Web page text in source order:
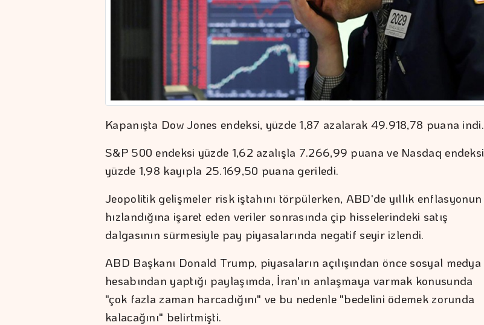
Kapanışta Dow Jones endeksi, yüzde 1,87 azalarak 49.918,78 puana indi.
S&P 500 endeksi yüzde 1,62 azalışla 7.266,99 puana ve Nasdaq endeksi
yüzde 1,98 kayıpla 25.169,50 puana geriledi.
Jeopolitik gelişmeler risk iştahını törpülerken, ABD'de yıllık enflasyonun
hızlandığına işaret eden veriler sonrasında çip hisselerindeki satış
dalgasının sürmesiyle pay piyasalarında negatif seyir izlendi.
ABD Başkanı Donald Trump, piyasaların açılışından önce sosyal medya
hesabından yaptığı paylaşımda, İran'ın anlaşmaya varmak konusunda
"çok fazla zaman harcadığını" ve bu nedenle "bedelini ödemek zorunda
kalacağını" belirtmişti.